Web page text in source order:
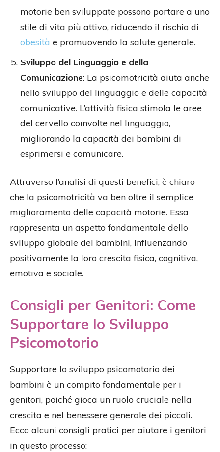
motorie ben sviluppate possono portare a uno
stile di vita più attivo, riducendo il rischio di
obesità e promuovendo la salute generale.
Sviluppo del Linguaggio e della
Comunicazione: La psicomotricità aiuta anche
nello sviluppo del linguaggio e delle capacità
comunicative. L’attività fisica stimola le aree
del cervello coinvolte nel linguaggio,
migliorando la capacità dei bambini di
esprimersi e comunicare.
Attraverso l’analisi di questi benefici, è chiaro
che la psicomotricità va ben oltre il semplice
miglioramento delle capacità motorie. Essa
rappresenta un aspetto fondamentale dello
sviluppo globale dei bambini, influenzando
positivamente la loro crescita fisica, cognitiva,
emotiva e sociale.
Consigli per Genitori: Come
Supportare lo Sviluppo
Psicomotorio
Supportare lo sviluppo psicomotorio dei
bambini è un compito fondamentale per i
genitori, poiché gioca un ruolo cruciale nella
crescita e nel benessere generale dei piccoli.
Ecco alcuni consigli pratici per aiutare i genitori
in questo processo: